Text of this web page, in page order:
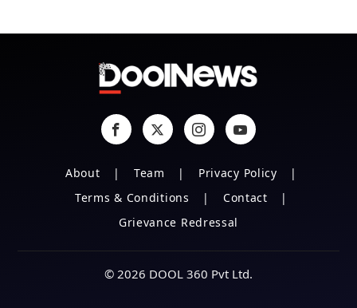
About Team
Privacy Policy
Terms & Conditions
Contact
Grievance Redressal
© 2026 DOOL 360 Pvt Ltd.